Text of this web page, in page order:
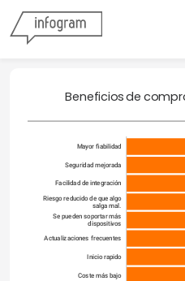
Beneficios de
Mayor fiabilidad
Seguridad mejorada
Facilidad de integración
Riesgo reducido de que algo
salga mal.
Se pueden soportar más
dispositivos
Actualizaciones frecuentes
Inicio rapido
Coste más bajo